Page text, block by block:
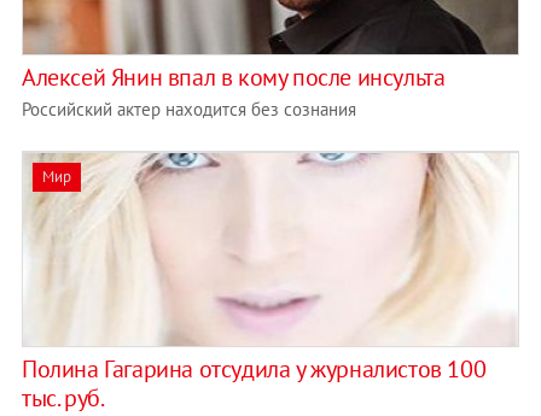
Алексей Янин впал в кому после инсульта
Российский актер находится без сознания
Мир
Полина Гагарина отсудила у журналистов 100
тыс. руб.